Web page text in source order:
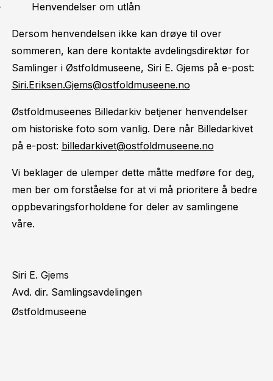
Henvendelser om utlån
Dersom henvendelsen ikke kan drøye til over
sommeren, kan dere kontakte avdelingsdirektør for
Samlinger i Østfoldmuseene, Siri E. Gjems på e-post:
Siri.Eriksen.Gjems@ostfoldmuseene.no
Østfoldmuseenes Billedarkiv betjener henvendelser
om historiske foto som vanlig. Dere når Billedarkivet
på e-post: billedarkivet@ostfoldmuseene.no
Vi beklager de ulemper dette måtte medføre for deg,
men ber om forståelse for at vi må prioritere å bedre
oppbevaringsforholdene for deler av samlingene
våre.
Siri E. Gjems
Avd. dir. Samlingsavdelingen
Østfoldmuseene